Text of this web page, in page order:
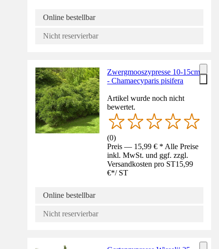
Online bestellbar
Nicht reservierbar
Zwergmooszypresse 10-15cm
- Chamaecyparis pisifera
Artikel wurde noch nicht
bewertet.
(0)
Preis — 15,99 € * Alle Preise
inkl. MwSt. und ggf. zzgl.
Versandkosten pro ST15,99
€*/ ST
Online bestellbar
Nicht reservierbar